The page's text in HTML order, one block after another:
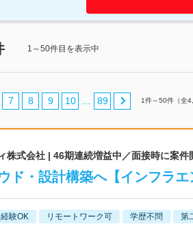
1～50件目を表示中
7 8 9 10 … 89 1件～50件（全
株式会社 | 46期連続増益中／面接時に案
ド・設計構築へ【インフラエ
験OK リモートワーク可 学歴不問 第